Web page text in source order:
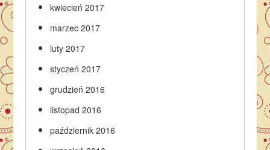
kwiecień 2017
marzec 2017
luty 2017
styczeń 2017
grudzień 2016
listopad 2016
październik 2016